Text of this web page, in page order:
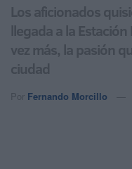
Los aficionados
llegada a la
vez más, la pasión
ciudad
Por Fernando Morcillo